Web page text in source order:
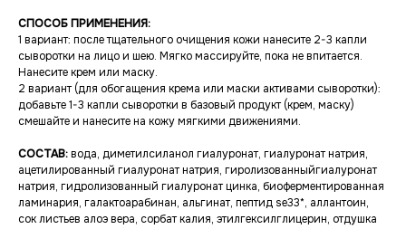
СПОСОБ ПРИМЕНЕНИЯ:
1 вариант: после тщательного очищения кожи нанесите 2-3 капли
сыворотки на лицо и шею. Мягко массируйте, пока не впитается.
Нанесите крем или маску.
2 вариант (для обогащения крема или маски активами сыворотки):
добавьте 1-3 капли сыворотки в базовый продукт (крем, маску)
смешайте и нанесите на кожу мягкими движениями.
СОСТАВ:вода, диметилсиланол гиалуронат, гиалуронат натрия,
ацетилированный гиалуронат натрия, гиролизованныйгиалуронат
натрия, гидролизованный гиалуронат цинка, биоферментированная
ламинария, галактоарабинан, альгинат, пептид se33*, аллантоин,
сок листьев алоэ вера, сорбат калия, этилгексилглицерин, отдушка